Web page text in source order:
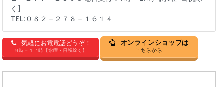
く】
TEL:０８２－２７８－１６１４
気軽にお電電話どうぞ！
９時－１７時【水曜・日祝除く】
オンラインショップは
こちらから